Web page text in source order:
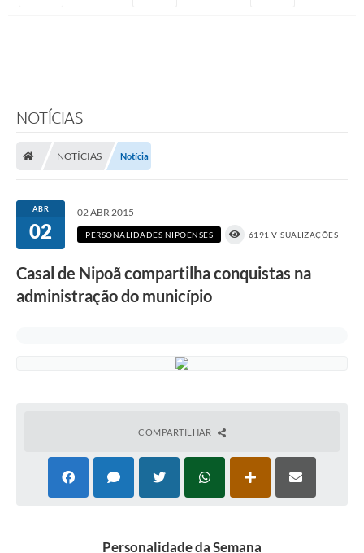
NOTÍCIAS
NOTÍCIAS Notícia
ABR
02
02 ABR 2015
PERSONALIDADES NIPOENSES 6191 VISUALIZAÇÕES
Casal de Nipoã compartilha conquistas na
administração do município
COMPARTILHAR
Personalidade da Semana